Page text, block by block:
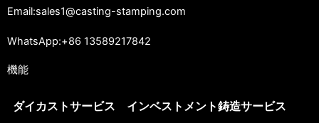
Email:sales1@casting-stamping.com
WhatsApp:+86 13589217842
機能
ダイカストサービス インベストメント鋳造サービス